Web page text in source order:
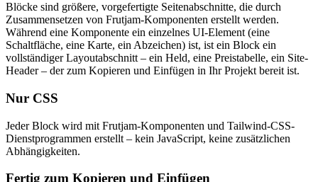
Blöcke sind größere, vorgefertigte Seitenabschnitte, die durch
Zusammensetzen von Frutjam-Komponenten erstellt werden.
Während eine Komponente ein einzelnes UI-Element (eine
Schaltfläche, eine Karte, ein Abzeichen) ist, ist ein Block ein
vollständiger Layoutabschnitt – ein Held, eine Preistabelle, ein Site-
Header – der zum Kopieren und Einfügen in Ihr Projekt bereit ist.
Nur CSS
Jeder Block wird mit Frutjam-Komponenten und Tailwind-CSS-
Dienstprogrammen erstellt – kein JavaScript, keine zusätzlichen
Abhängigkeiten.
Fertig zum Kopieren und Einfügen